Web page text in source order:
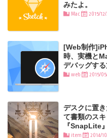
みたよ。
Mac 2015/12/
[Web制作
時、実機と
デバッグす
web 2015/
デスクに置
て書類のス
『SnapLite
item 2014/